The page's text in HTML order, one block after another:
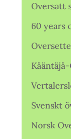
Oversatt
60 years
Svenskt
Norsk